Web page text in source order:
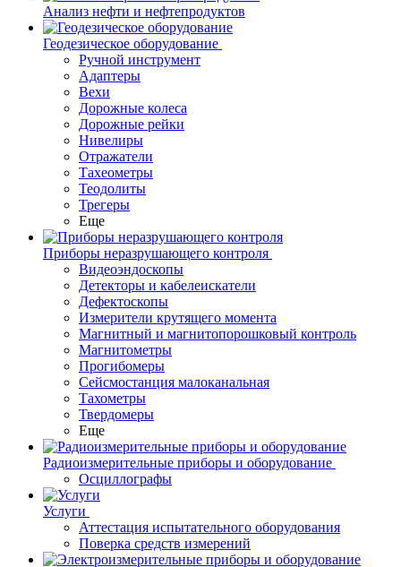
Анализ нефти и нефтепродуктов
Геодезическое оборудование
Ручной инструмент
Адаптеры
Вехи
Дорожные колеса
Дорожные рейки
Нивелиры
Отражатели
Тахеометры
Теодолиты
Трегеры
Еще
Приборы неразрушающего контроля
Видеоэндоскопы
Детекторы и кабелеискатели
Дефектоскопы
Измерители крутящего момента
Магнитный и магнитопорошковый контроль
Магнитометры
Прогибомеры
Сейсмостанция малоканальная
Тахометры
Твердомеры
Еще
Радиоизмерительные приборы и оборудование
Осциллографы
Услуги
Аттестация испытательного оборудования
Поверка средств измерений